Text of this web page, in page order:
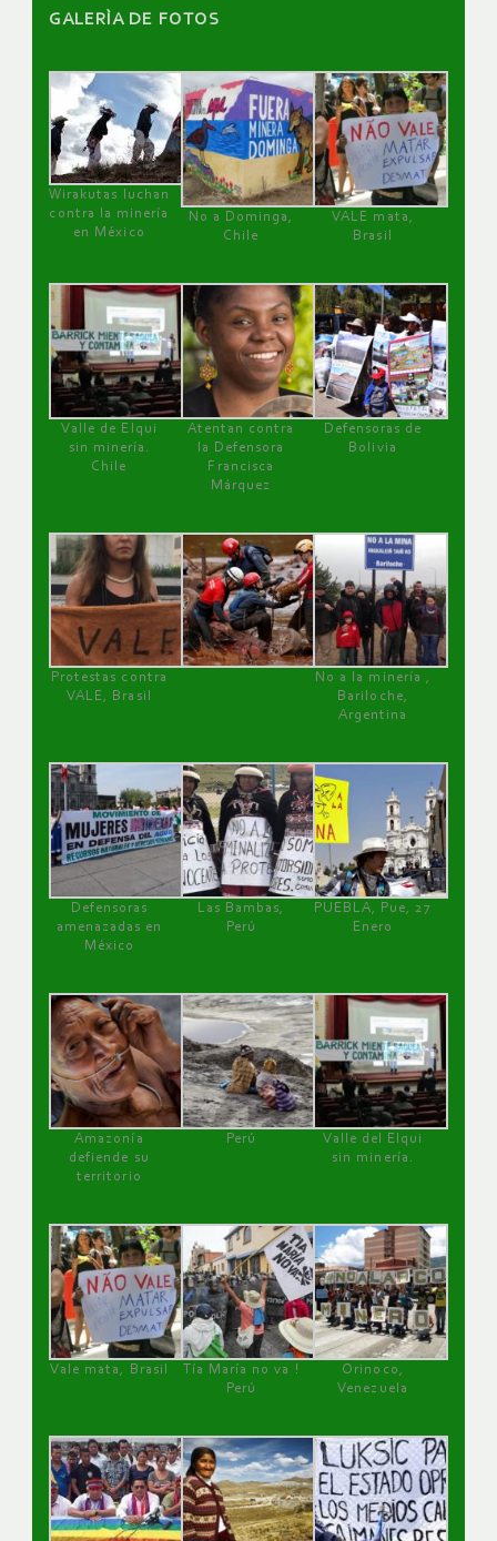
GALERÌA DE FOTOS
Wirakutas luchan
contra la minería
en México
No a Dominga,
Chile
VALE mata,
Brasil
Valle de Elqui
sin minería.
Chile
Atentan contra
la Defensora
Francisca
Márquez
Defensoras de
Bolivia
Protestas contra
VALE, Brasil
No a la minería ,
Bariloche,
Argentina
Defensoras
amenazadas en
México
Las Bambas,
Perú
PUEBLA, Pue, 27
Enero
Amazonía
defiende su
territorio
Perú
Valle del Elqui
sin minería.
Vale mata, Brasil
Tía María no va !
Perú
Orinoco,
Venezuela